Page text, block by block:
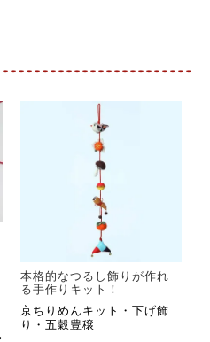
本格的なつるし飾りが作れ
る手作りキット！
京ちりめんキット・下げ飾
り・五穀豊穣